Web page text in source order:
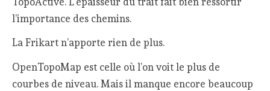
l’importance des chemins.
La Frikart n’apporte rien de plus.
OpenTopoMap est celle où l’on voit le plus de
courbes de niveau. Mais il manque encore beaucoup